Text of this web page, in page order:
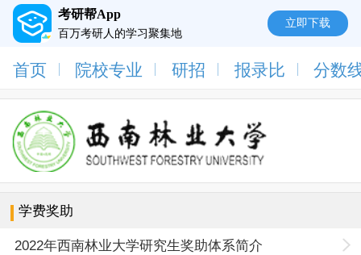
考研帮App
百万考研人的学习聚集地
立即下载
首页 院校专业 研招 报录比 分数
学费奖助
2022年西南林业大学研究生奖助体系简介